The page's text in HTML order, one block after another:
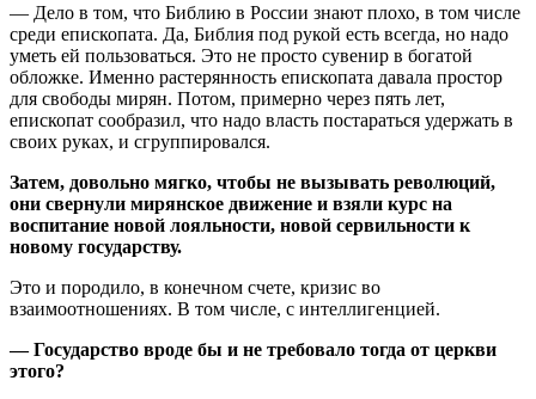
— Дело в том, что Библию в России знают плохо, в том числе
среди епископата. Да, Библия под рукой есть всегда, но надо
уметь ей пользоваться. Это не просто сувенир в богатой
обложке. Именно растерянность епископата давала простор
для свободы мирян. Потом, примерно через пять лет,
епископат сообразил, что надо власть постараться удержать в
своих руках, и сгруппировался.
Затем, довольно мягко, чтобы не вызывать революций,
они свернули мирянское движение и взяли курс на
воспитание новой лояльности, новой сервильности к
новому государству.
Это и породило, в конечном счете, кризис во
взаимоотношениях. В том числе, с интеллигенцией.
— Государство вроде бы и не требовало тогда от церкви
этого?